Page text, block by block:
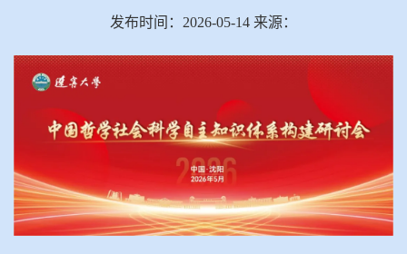
发布时间：2026-05-14 来源：